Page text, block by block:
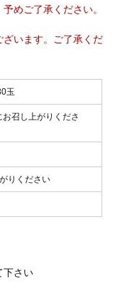
めご了承ください。
います。ご了承くだ
玉
召し上がりくださ
りください
下さい